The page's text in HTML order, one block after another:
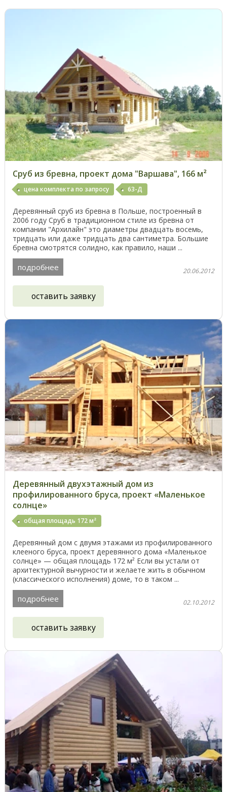
Сруб из бревна, проект дома "Варшава", 166 м²
цена комплекта по запросу 63-Д
Деревянный сруб из бревна в Польше, построенный в
2006 году Сруб в традиционном стиле из бревна от
компании "Архилайн" это диаметры двадцать восемь,
тридцать или даже тридцать два сантиметра. Большие
бревна смотрятся солидно, как правило, наши ...
подробнее 20.06.2012
оставить заявку
Деревянный двухэтажный дом из
профилированного бруса, проект «Маленькое
солнце»
общая площадь 172 м²
Деревянный дом с двумя этажами из профилированного
клееного бруса, проект деревянного дома «Маленькое
солнце» — общая площадь 172 м² Если вы устали от
архитектурной вычурности и желаете жить в обычном
(классического исполнения) доме, то в таком ...
подробнее 02.10.2012
оставить заявку